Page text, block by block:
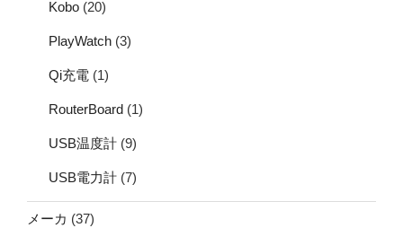
Kobo (20)
PlayWatch (3)
Qi充電 (1)
RouterBoard (1)
USB温度計 (9)
USB電力計 (7)
メーカ (37)